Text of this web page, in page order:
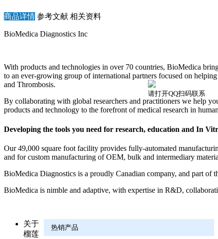
商品详情 参考文献 相关资料
BioMedica Diagnostics Inc
With products and technologies in over 70 countries, BioMedica
to an ever-growing group of international partners focused on
and Thrombosis.
By collaborating with global researchers and practitioners we help
products and technology to the forefront of medical research in
Developing the tools you need for research, education and In
Our 49,000 square foot facility provides fully-automated
and for custom manufacturing of OEM, bulk and intermediary
BioMedica Diagnostics is a proudly Canadian company, and part of
BioMedica is nimble and adaptive, with expertise in R&D,
热销产品
关于
榴莲
请打开QQ扫码联系